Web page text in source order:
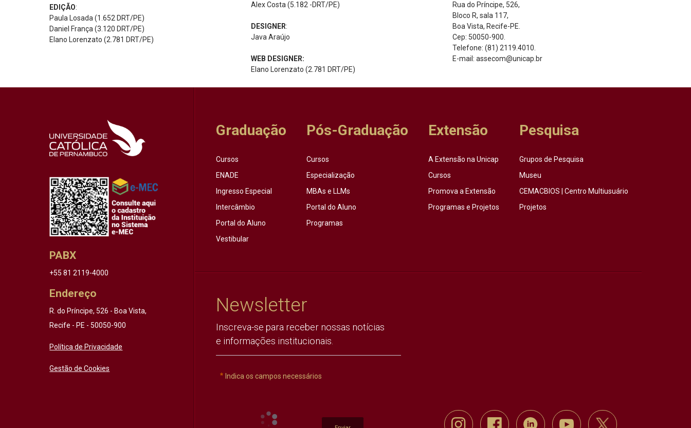
EDIÇÃO:
Paula Losada (1.652 DRT/PE)
Daniel França (3.120 DRT/PE)
Elano Lorenzato (2.781 DRT/PE)
Alex Costa (5.182 -DRT/PE)
DESIGNER:
Java Araújo
WEB DESIGNER:
Elano Lorenzato (2.781 DRT/PE)
Rua do Príncipe, 526,
Bloco R, sala 117,
Boa Vista, Recife-PE.
Cep: 50050-900.
Telefone: (81) 2119.4010.
E-mail: assecom@unicap.br
PABX
+55 81 2119-4000
Endereço
R. do Príncipe, 526 - Boa Vista,
Recife - PE - 50050-900
Política de Privacidade
Gestão de Cookies
Graduação
Cursos
ENADE
Ingresso Especial
Intercâmbio
Portal do Aluno
Vestibular
Pós-Graduação
Cursos
Especialização
MBAs e LLMs
Portal do Aluno
Programas
Extensão
A Extensão na Unicap
Cursos
Promova a Extensão
Programas e Projetos
Pesquisa
Grupos de Pesquisa
Museu
CEMACBIOS | Centro Multiusuário
Projetos
Newsletter
Inscreva-se para receber nossas notícias
e informações institucionais.
Indica os campos necessários